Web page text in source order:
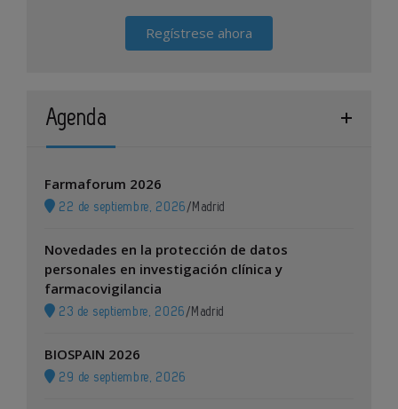
Regístrese ahora
Agenda
Farmaforum 2026
22 de septiembre, 2026 / Madrid
Novedades en la protección de datos
personales en investigación clínica y
farmacovigilancia
23 de septiembre, 2026 / Madrid
BIOSPAIN 2026
29 de septiembre, 2026